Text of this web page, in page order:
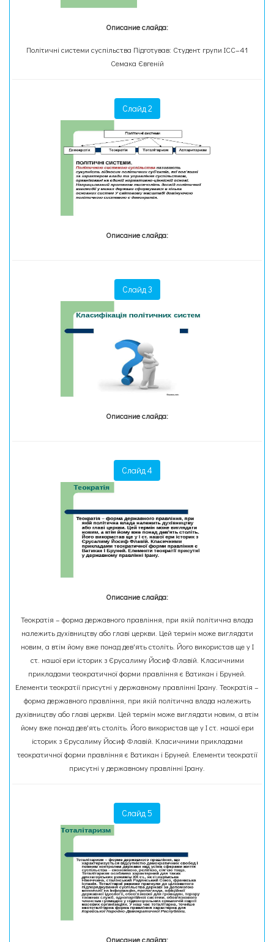
Описание слайда:
Політичні системи суспільства Підготував: Студент групи ІСС–41
Семака Євгеній
Слайд 2
Описание слайда:
Слайд 3
Описание слайда:
Слайд 4
Описание слайда:
Теократія – форма державного правління, при якій політична влада
належить духівництву або главі церкви. Цей термін може виглядати
новим, а втім йому вже понад дев'ять століть. Його використав ще у І
ст. нашої ери історик з Єрусалиму Йосиф Флавій. Класичними
прикладами теократичної форми правління є Ватикан і Бруней.
Елементи теократії присутні у державному правлінні Ірану. Теократія –
форма державного правління, при якій політична влада належить
духівництву або главі церкви. Цей термін може виглядати новим, а втім
йому вже понад дев'ять століть. Його використав ще у І ст. нашої ери
історик з Єрусалиму Йосиф Флавій. Класичними прикладами
теократичної форми правління є Ватикан і Бруней. Елементи теократії
присутні у державному правлінні Ірану.
Слайд 5
Описание слайда: